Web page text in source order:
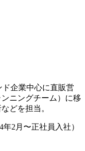
ド企業中心に直販営
ニングチーム）に移
どを担当。
年2月〜正社員入社）